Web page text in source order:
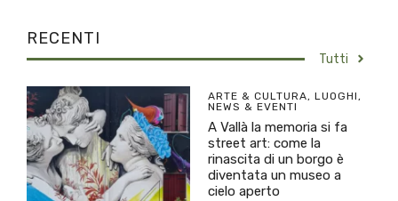
RECENTI
Tutti
ARTE & CULTURA, LUOGHI,
NEWS & EVENTI
A Vallà la memoria si fa
street art: come la
rinascita di un borgo è
diventata un museo a
cielo aperto